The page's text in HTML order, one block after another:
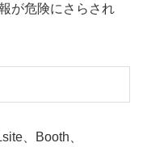
が危険にさらされ
、Booth、